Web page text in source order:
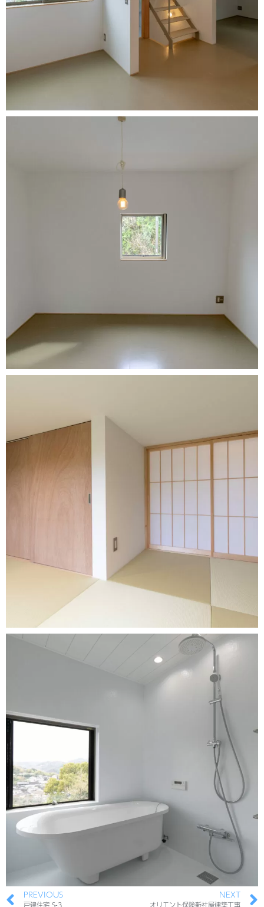
PREVIOUS NEXT